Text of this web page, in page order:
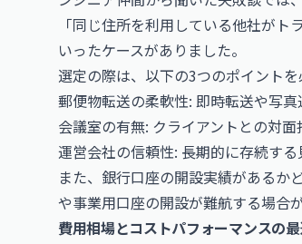
「同じ住所を利用している他社が
いったケースがありました。
選定の際は、以下の3つのポイントを
郵便物転送の柔軟性: 即時転送や写
会議室の有無: クライアントとの対
運営会社の信頼性: 長期的に存続す
また、銀行口座の開設実績があるか
や事業用口座の開設が難航する場合
費用相場とコストパフォーマンスの